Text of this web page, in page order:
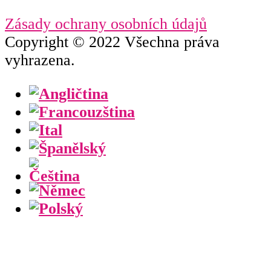
Zásady ochrany osobních údajů
Copyright © 2022 Všechna práva
vyhrazena.